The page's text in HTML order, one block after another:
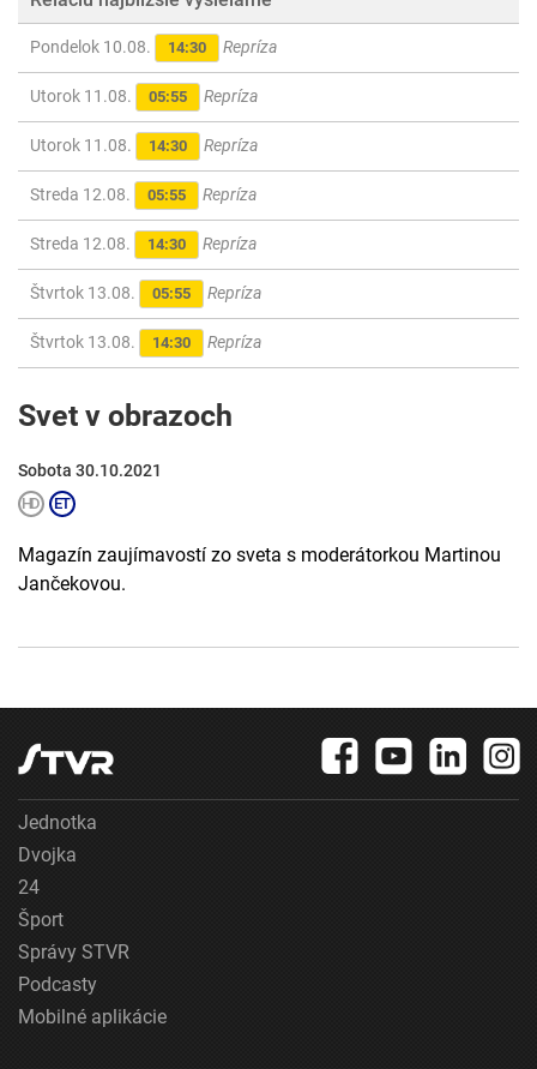
Pondelok 10.08. 14:30 Repríza
Utorok 11.08. 05:55 Repríza
Utorok 11.08. 14:30 Repríza
Streda 12.08. 05:55 Repríza
Streda 12.08. 14:30 Repríza
Štvrtok 13.08. 05:55 Repríza
Štvrtok 13.08. 14:30 Repríza
Svet v obrazoch
Sobota 30.10.2021
Magazín zaujímavostí zo sveta s moderátorkou Martinou
Jančekovou.
Jednotka
Dvojka
24
Šport
Správy STVR
Podcasty
Mobilné aplikácie